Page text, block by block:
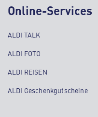
Online-Services
ALDI TALK
ALDI FOTO
ALDI REISEN
ALDI Geschenkgutscheine